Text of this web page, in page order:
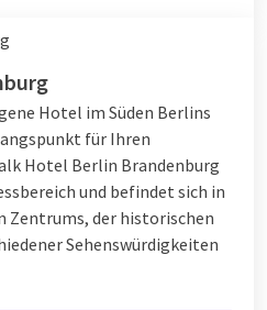
Hotel im Süden Berlins
für Ihren
Hotel Berlin Brandenburg
und befindet sich in
Zentrums, der historischen
Sehenswürdigkeiten